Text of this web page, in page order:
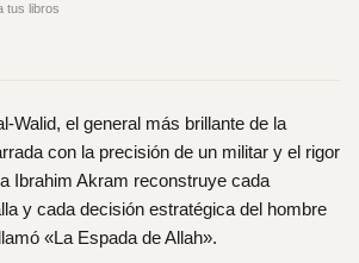
tus libros
Walid, el general más brillante de la
con la precisión de un militar y el rigor
Ibrahim Akram reconstruye cada
y cada decisión estratégica del hombre
al que el Profeta ﷺ llamó «La Espada de Allah».